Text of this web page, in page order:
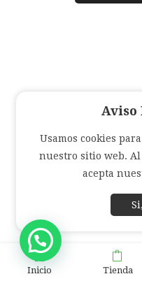
Inicio Tienda
Aviso
Usamos cookies
nuestro sitio web.
acepta